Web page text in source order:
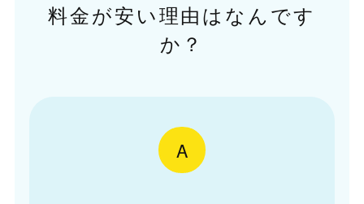
料金が安い理由はなんです
か？
A